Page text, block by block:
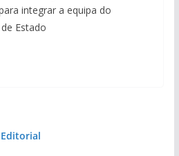
integrar a equipa do
Estado